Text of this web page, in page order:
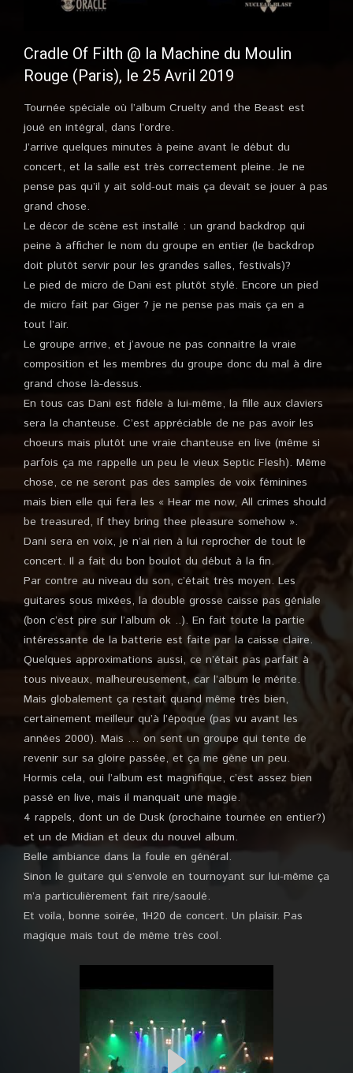
Cradle Of Filth @ la Machine du Moulin
Rouge (Paris), le 25 Avril 2019
Tournée spéciale où l’album Cruelty and the Beast est
joué en intégral, dans l’ordre.
J’arrive quelques minutes à peine avant le début du
concert, et la salle est très correctement pleine. Je ne
pense pas qu’il y ait sold-out mais ça devait se jouer à pas
grand chose.
Le décor de scène est installé : un grand backdrop qui
peine à afficher le nom du groupe en entier (le backdrop
doit plutôt servir pour les grandes salles, festivals)?
Le pied de micro de Dani est plutôt stylé. Encore un pied
de micro fait par Giger ? je ne pense pas mais ça en a
tout l’air.
Le groupe arrive, et j’avoue ne pas connaitre la vraie
composition et les membres du groupe donc du mal à dire
grand chose là-dessus.
En tous cas Dani est fidèle à lui-même, la fille aux claviers
sera la chanteuse. C’est appréciable de ne pas avoir les
choeurs mais plutôt une vraie chanteuse en live (même si
parfois ça me rappelle un peu le vieux Septic Flesh). Même
chose, ce ne seront pas des samples de voix féminines
mais bien elle qui fera les « Hear me now, All crimes should
be treasured, If they bring thee pleasure somehow ».
Dani sera en voix, je n’ai rien à lui reprocher de tout le
concert. Il a fait du bon boulot du début à la fin.
Par contre au niveau du son, c’était très moyen. Les
guitares sous mixées, la double grosse caisse pas géniale
(bon c’est pire sur l’album ok ..). En fait toute la partie
intéressante de la batterie est faite par la caisse claire.
Quelques approximations aussi, ce n’était pas parfait à
tous niveaux, malheureusement, car l’album le mérite.
Mais globalement ça restait quand même très bien,
certainement meilleur qu’à l’époque (pas vu avant les
années 2000). Mais … on sent un groupe qui tente de
revenir sur sa gloire passée, et ça me gène un peu.
Hormis cela, oui l’album est magnifique, c’est assez bien
passé en live, mais il manquait une magie.
4 rappels, dont un de Dusk (prochaine tournée en entier?)
et un de Midian et deux du nouvel album.
Belle ambiance dans la foule en général.
Sinon le guitare qui s’envole en tournoyant sur lui-même ça
m’a particulièrement fait rire/saoulé.
Et voila, bonne soirée, 1H20 de concert. Un plaisir. Pas
magique mais tout de même très cool.